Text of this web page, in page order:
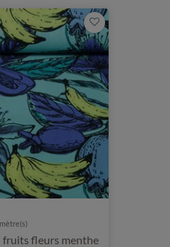
fruits fleurs menthe